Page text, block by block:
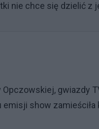
nie chce się dzielić z
gwiazdy
show zamieściła